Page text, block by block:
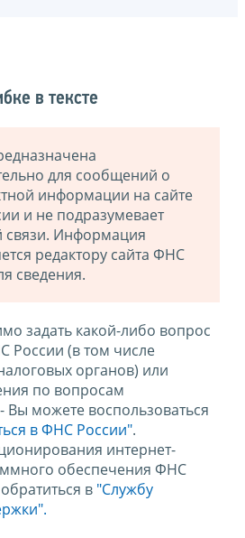
в тексте
для сообщений о
информации на сайте
и не подразумевает
связи. Информация
редактору сайта ФНС
сведения.
задать какой-либо вопрос
России (в том числе
органов) или
по вопросам
Вы можете воспользоваться
в ФНС России".
интернет-
обеспечения ФНС
в "Службу